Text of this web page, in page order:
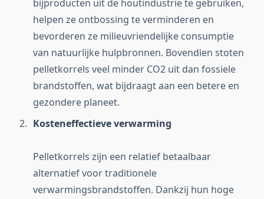
bijproducten uit de houtindustrie te gebruiken,
helpen ze ontbossing te verminderen en
bevorderen ze milieuvriendelijke consumptie
van natuurlijke hulpbronnen. Bovendien stoten
pelletkorrels veel minder CO2 uit dan fossiele
brandstoffen, wat bijdraagt aan een betere en
gezondere planeet.
Kosteneffectieve verwarming
Pelletkorrels zijn een relatief betaalbaar
alternatief voor traditionele
verwarmingsbrandstoffen. Dankzij hun hoge